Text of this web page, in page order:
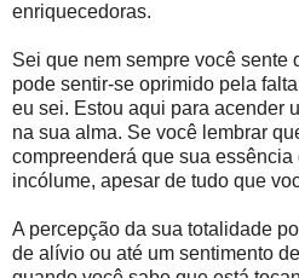
enriquecedoras.
Sei que nem sempre você sente
pode sentir-se oprimido pela
eu sei. Estou aqui para acender
na sua alma. Se você lembrar
compreenderá que sua
incólume, apesar de tudo que
A percepção da sua totalidade
de alívio ou até um sentimento